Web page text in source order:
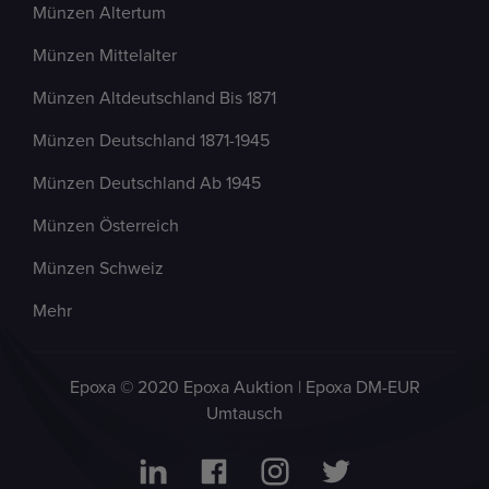
Münzen Altertum
Münzen Mittelalter
Münzen Altdeutschland Bis 1871
Münzen Deutschland 1871-1945
Münzen Deutschland Ab 1945
Münzen Österreich
Münzen Schweiz
Mehr
Epoxa © 2020 Epoxa Auktion | Epoxa DM-EUR
Umtausch